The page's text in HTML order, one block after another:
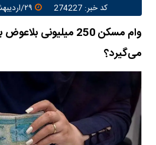
کد خبر: 274227
وام مسکن 250 میلیونی
می‌گیرد؟